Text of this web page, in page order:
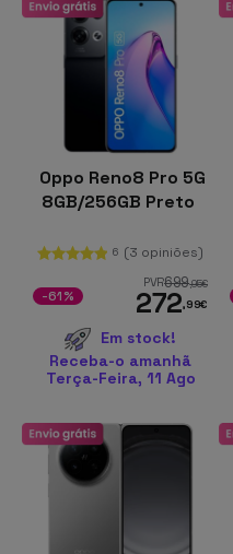
Oppo Reno8 Pro 5G
8GB/256GB Preto
6 (3 opiniões)
PVR699,95€
272,99€
-61%
Em stock!
Receba-o amanhã
Terça-Feira, 11 Ago